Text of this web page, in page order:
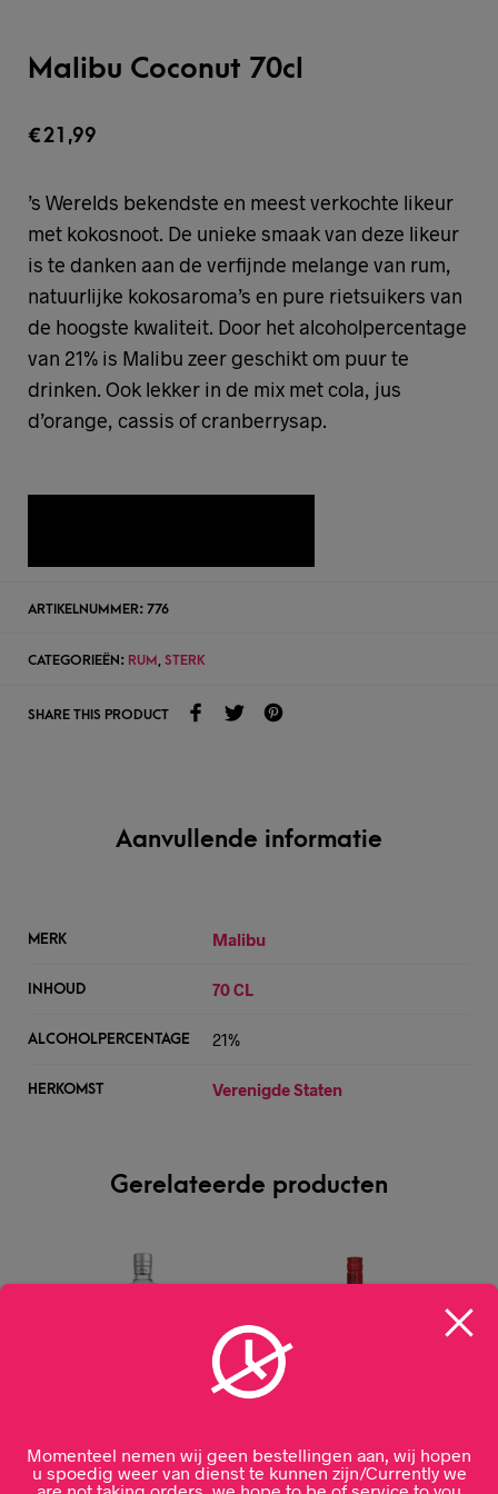
Malibu Coconut 70cl
€21,99
’s Werelds bekendste en meest verkochte likeur
met kokosnoot. De unieke smaak van deze likeur
is te danken aan de verfijnde melange van rum,
natuurlijke kokosaroma’s en pure rietsuikers van
de hoogste kwaliteit. Door het alcoholpercentage
van 21% is Malibu zeer geschikt om puur te
drinken. Ook lekker in de mix met cola, jus
d’orange, cassis of cranberrysap.
ARTIKELNUMMER: 776
CATEGORIEËN: RUM STERK
SHARE THIS PRODUCT
Aanvullende informatie
MERK Malibu
INHOUD 70 CL
ALCOHOLPERCENTAGE 21%
HERKOMST Verenigde Staten
Gerelateerde producten
Momenteel nemen wij geen bestellingen aan, wij hopen
u spoedig weer van dienst te kunnen zijn/Currently we
are not taking orders, we hope to be of service to you